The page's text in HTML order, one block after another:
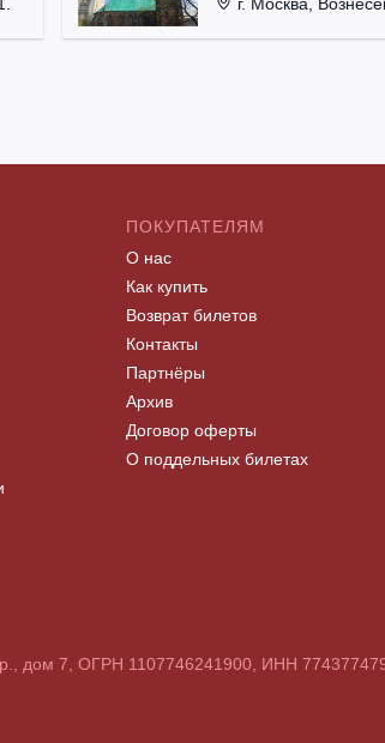
ПОКУПАТЕЛЯМ
О нас
Как купить
Возврат билетов
Контакты
Партнёры
Архив
Договор оферты
О поддельных билетах
дом 7, ОГРН 1107746241900, ИНН